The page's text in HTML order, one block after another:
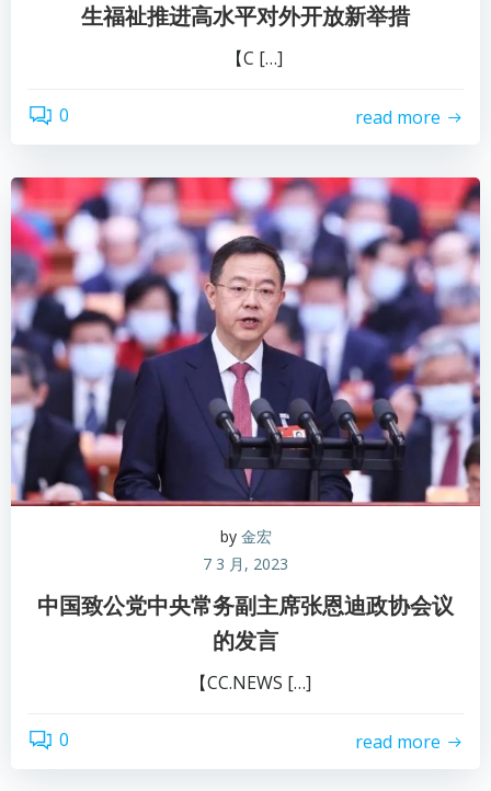
生福祉推进高水平对外开放新举措
【C […]
0 read more
by 金宏
7 3 月, 2023
中国致公党中央常务副主席张恩迪政协会议
的发言
【CC.NEWS […]
0 read more